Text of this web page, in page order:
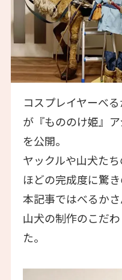
コスプレイヤーべ
が『もののけ姫』
を公開。
ヤックルや山犬た
ほどの完成度に驚
本記事ではべるか
山犬の制作のこだ
た。